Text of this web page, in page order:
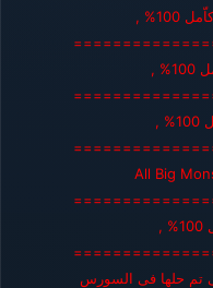
All Big
تم حلها فى السورس